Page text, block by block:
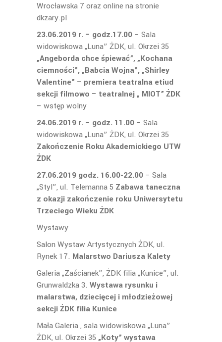
Wrocławska 7 oraz online na stronie
dkzary.pl
23.06.2019 r. – godz.17.00 – Sala
widowiskowa „Luna” ŻDK, ul. Okrzei 35
„Angeborda chce śpiewać”, „Kochana
ciemności”, „Babcia Wojna”, „Shirley
Valentine” – premiera teatralna etiud
sekcji filmowo – teatralnej „ MIOT” ŻDK
– wstęp wolny
24.06.2019 r. – godz. 11.00 – Sala
widowiskowa „Luna” ŻDK, ul. Okrzei 35
Zakończenie Roku Akademickiego UTW
ŻDK
27.06.2019 godz. 16.00-22.00 – Sala
„Styl”, ul. Telemanna 5 Zabawa taneczna
z okazji zakończenie roku Uniwersytetu
Trzeciego Wieku ŻDK
Wystawy
Salon Wystaw Artystycznych ŻDK, ul.
Rynek 17. Malarstwo Dariusza Kalety
Galeria „Zaścianek”, ŻDK filia „Kunice”, ul.
Grunwaldzka 3. Wystawa rysunku i
malarstwa, dziecięcej i młodzieżowej
sekcji ŻDK filia Kunice
Mała Galeria , sala widowiskowa „Luna”
ŻDK, ul. Okrzei 35 „Koty” wystawa